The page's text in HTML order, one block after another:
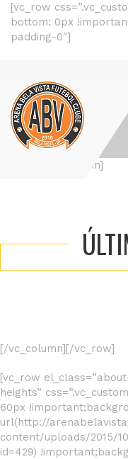
[vc_row
bottom: 0px
padding-0″]
[vc_row][vc_column]
[/vc_column][/vc_row]
[vc_row
heights”
60px
url(http://
content/uploads/2015/
id=429)